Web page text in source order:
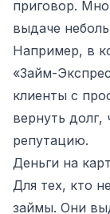
приговор.
выдаче
Например, в
«Займ-
клиенты с
вернуть
репутацию.
Деньги на
Для тех, кто
займы. Они